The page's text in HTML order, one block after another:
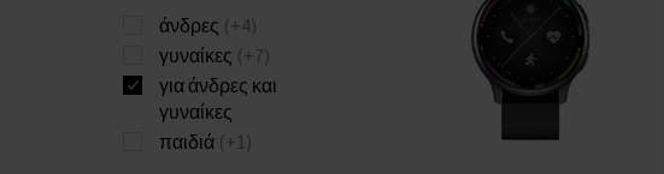
άνδρες (+4)
γυναίκες (+7)
για άνδρες και
γυναίκες
παιδιά (+1)